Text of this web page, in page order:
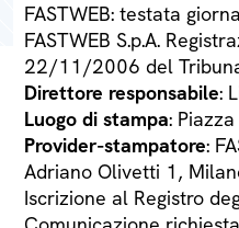
FASTWEB: testata
FASTWEB S.p.A.
22/11/2006 del
Direttore responsabile:
Luogo di stampa:
Provider-stampatore:
Adriano Olivetti 1,
Iscrizione al Registro